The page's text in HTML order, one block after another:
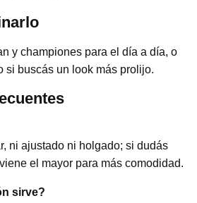
y championes para el día a día, o
si buscás un look más prolijo.
ni ajustado ni holgado; si dudás
el mayor para más comodidad.
sirve?